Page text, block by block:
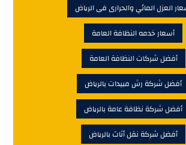
العزل المائي والحرارى فى الرياض
أسعار خدمه النظافة العامة
أفضل شركات النظافة العامة
أفضل شركة رش مبيدات بالرياض
أفضل شركة نظافة عامة بالرياض
أفضل شركة نقل أثاث بالرياض